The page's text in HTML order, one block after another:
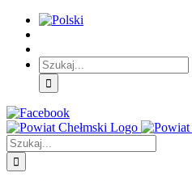
Skip
Treść
główna
Skip
Menu
główne
Skip
Menu
dodatkowe
Szukaj
Śledź
sprawę
E-
PUAP
Facebook
Szukaj